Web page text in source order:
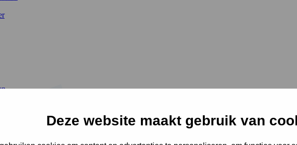
Deze website maakt gebruik van